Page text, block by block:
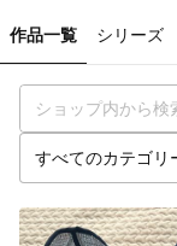
作品一覧 シリーズ